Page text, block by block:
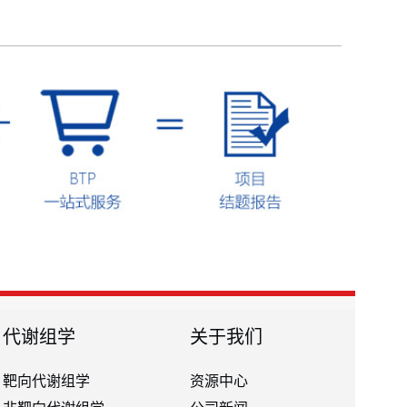
代谢组学
靶向代谢组学
关于我们
资源中心